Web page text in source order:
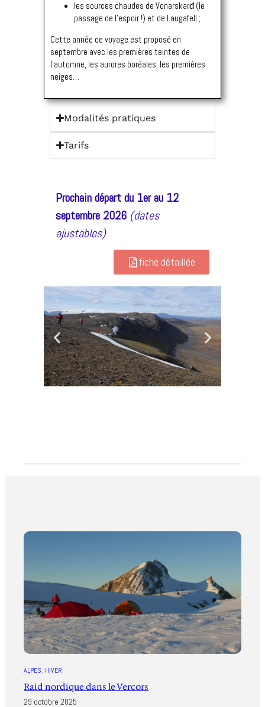
les sources chaudes de Vonarskarđ (le
passage de l’espoir !) et de Laugafell ;
Cette année ce voyage est proposé en
septembre avec les premières teintes de
l’automne, les aurores boréales, les premières
neiges…
Modalités pratiques
Tarifs
Prochain départ du 1er au 12
septembre 2026 (dates
ajustables)
fiche détaillée
ALPES, HIVER
Raid nordique dans le Vercors
29 octobre 2025